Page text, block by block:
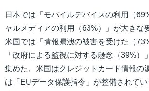
日本では「モバイルデバイスの利用（
ャルメディアの利用（63%）」が大きな
米国では「情報漏洩の被害を受けた（
「政府による監視に対する懸念（39%）
集めた。米国はクレジットカード情報の
は「EUデータ保護指令」が整備されて